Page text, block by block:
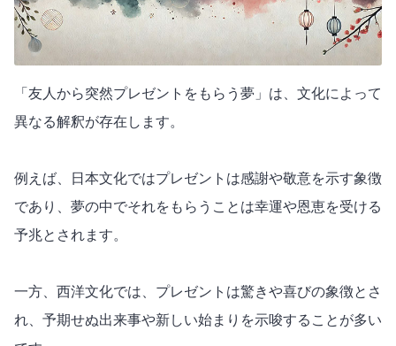
「友人から突然プレゼントをもらう夢」は、文化によって
異なる解釈が存在します。
例えば、日本文化ではプレゼントは感謝や敬意を示す象徴
であり、夢の中でそれをもらうことは幸運や恩恵を受ける
予兆とされます。
一方、西洋文化では、プレゼントは驚きや喜びの象徴とさ
れ、予期せぬ出来事や新しい始まりを示唆することが多い